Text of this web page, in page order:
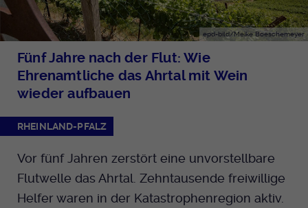
epd-bild/Meike Boeschemeyer
Fünf Jahre nach der Flut: Wie
Ehrenamtliche das Ahrtal mit Wein
wieder aufbauen
RHEINLAND-PFALZ
Vor fünf Jahren zerstört eine unvorstellbare
Flutwelle das Ahrtal. Zehntausende freiwillige
Helfer waren in der Katastrophenregion aktiv.